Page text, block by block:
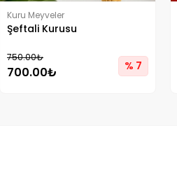
Kuru Meyveler
Şeftali Kurusu
750.00₺
700.00₺ % 7